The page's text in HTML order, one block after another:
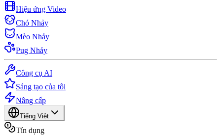
Hiệu ứng Video
Chó Nhảy
Mèo Nhảy
Pug Nhảy
Công cụ AI
Sáng tạo của tôi
Nâng cấp
Tiếng Việt
Tín dụng